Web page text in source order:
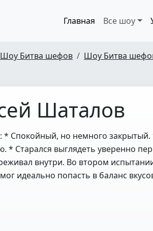
Главная Все шоу
Шоу Битва шефов Шоу Битва
Шаталов
* Спокойный, но немного
* Старался выглядеть уверенно
внутри. Во втором
идеально попасть в баланс